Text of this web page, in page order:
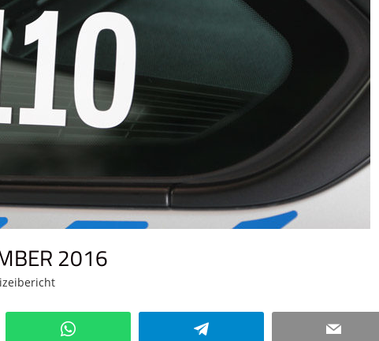
2016
WhatsApp Telegram Email